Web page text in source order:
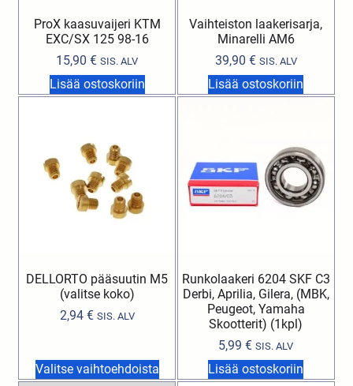
ProX kaasuvaijeri KTM
EXC/SX 125 98-16
15,90€ SIS. ALV
Lisää ostoskoriin
Vaihteiston laakerisarja,
Minarelli AM6
39,90 € SIS. ALV
Lisää ostoskoriin
DELLORTO pääsuutin M5
(valitse koko)
2,94 € SIS. ALV
Valitse vaihtoehdoista
Runkolaakeri 6204 SKF C3
Derbi, Aprilia, Gilera, (MBK,
Peugeot, Yamaha
Skootterit) (1kpl)
5,99€ SIS. ALV
Lisää ostoskoriin